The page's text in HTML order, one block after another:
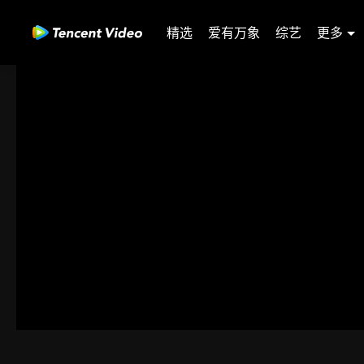
精选 爱有万象 综艺 更多